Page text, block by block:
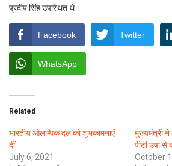
प्रदीप सिंह उपस्थित थे।
Facebook Twitter
WhatsApp
Related
भारतीय ओलम्पिक दल को शुभकामनाएं
दीं
July 6, 2021
मुख्यमंत्री
पीटी उषा से
October